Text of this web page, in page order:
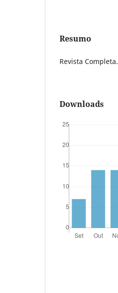
Resumo
Revista Completa.
Downloads